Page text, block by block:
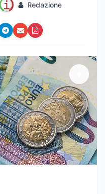
Redazione